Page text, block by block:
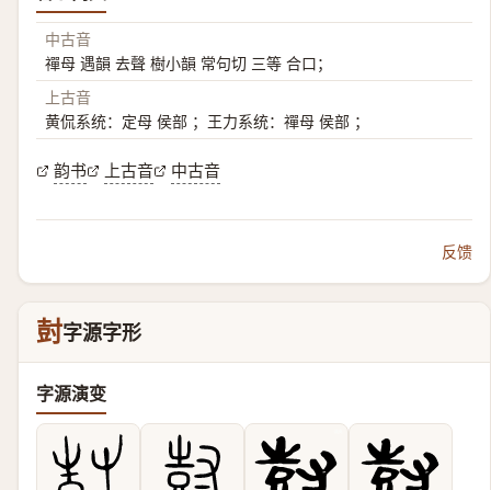
中古音
禪母 遇韻 去聲 樹小韻 常句切 三等 合口；
上古音
黄侃系统：定母 侯部 ；王力系统：禪母 侯部 ；
韵书 上古音 中古音
反馈
尌字源字形
字源演变